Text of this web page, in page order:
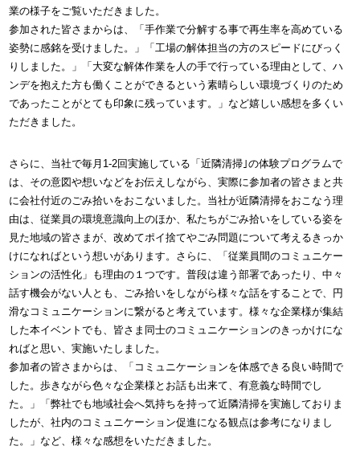
業の様子をご覧いただきました。
参加された皆さまからは、「手作業で分解する事で再生率を高めている
姿勢に感銘を受けました。」「工場の解体担当の方のスピードにびっく
りしました。」「大変な解体作業を人の手で行っている理由として、ハ
ンデを抱えた方も働くことができるという素晴らしい環境づくりのため
であったことがとても印象に残っています。」など嬉しい感想を多くい
ただきました。
さらに、当社で毎月1-2回実施している「近隣清掃｣の体験プログラムで
は、その意図や想いなどをお伝えしながら、実際に参加者の皆さまと共
に会社付近のごみ拾いをおこないました。当社が近隣清掃をおこなう理
由は、従業員の環境意識向上のほか、私たちがごみ拾いをしている姿を
見た地域の皆さまが、改めてポイ捨てやごみ問題について考えるきっか
けになればという想いがあります。さらに、「従業員間のコミュニケー
ションの活性化」も理由の１つです。普段は違う部署であったり、中々
話す機会がない人とも、ごみ拾いをしながら様々な話をすることで、円
滑なコミュニケーションに繋がると考えています。様々な企業様が集結
した本イベントでも、皆さま同士のコミュニケーションのきっかけにな
ればと思い、実施いたしました。
参加者の皆さまからは、「コミュニケーションを体感できる良い時間で
した。歩きながら色々な企業様とお話も出来て、有意義な時間でし
た。」「弊社でも地域社会へ気持ちを持って近隣清掃を実施しておりま
したが、社内のコミュニケーション促進になる観点は参考になりまし
た。」など、様々な感想をいただきました。